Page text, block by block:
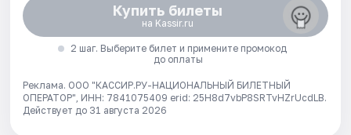
Купить билеты
на Kassir.ru
2 шаг. Выберите билет и примените промокод
до оплаты
Реклама. ООО "КАССИР.РУ-НАЦИОНАЛЬНЫЙ БИЛЕТНЫЙ
ОПЕРАТОР", ИНН: 7841075409 erid: 25H8d7vbP8SRTvHZrUcdLB.
Действует до 31 августа 2026